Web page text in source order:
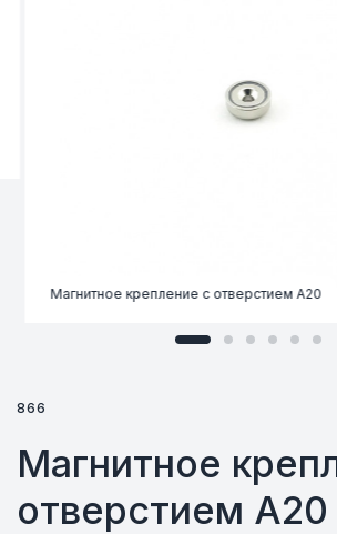
Магнитное крепление с отверстием А20
866
Магнитное
отверстием А20